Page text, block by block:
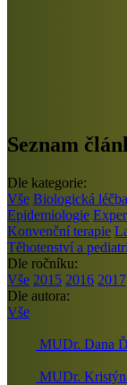
Seznam
Dle kategorie:
Vše Biologická léčba
Epidemiologie
Konvenční terapie
Těhotenství a
Dle ročníku:
Vše 2015 2016 2017
Dle autora:
Vše
MUDr. Dana
MUDr.